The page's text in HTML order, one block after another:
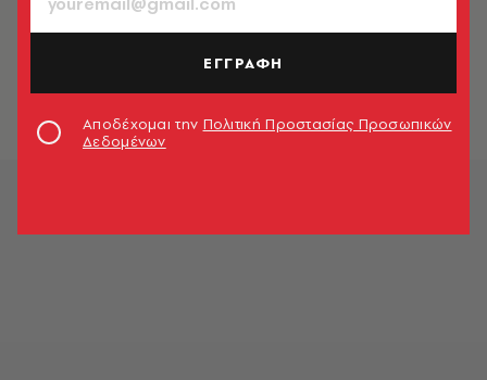
Το «μήλο μου κόκκινο» έγινε
Σάκκαρη
ΕΓΓΡΑΦΗ
Αποδέχομαι την Πολιτική Προστασίας Προσωπικών
Δεδομένων